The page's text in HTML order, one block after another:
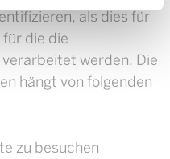
als dies für
die die
werden. Die
hängt von folgenden
zu besuchen